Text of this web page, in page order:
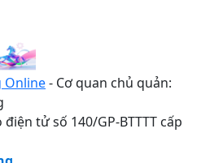
Online- Cơ quan chủ quản:
tử số 140/GP-BTTTT cấp